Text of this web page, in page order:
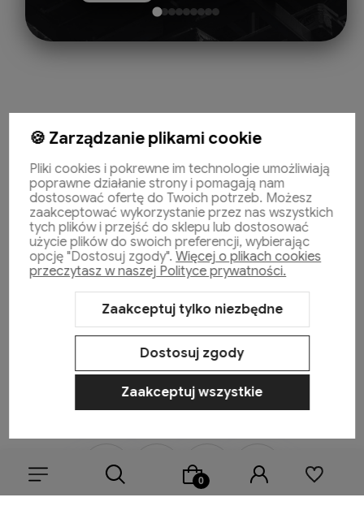
Pomoc
Moje konto
Płatności i dostawa
Informacje
🍪 Zarządzanie plikami cookie
Pliki cookies i pokrewne im technologie umożliwiają
poprawne działanie strony i pomagają nam
dostosować ofertę do Twoich potrzeb. Możesz
zaakceptować wykorzystanie przez nas wszystkich
tych plików i przejść do sklepu lub dostosować
użycie plików do swoich preferencji, wybierając
opcję "Dostosuj zgody". Więcej o plikach cookies
przeczytasz w naszej Polityce prywatności.
Zaakceptuj tylko niezbędne
Dostosuj zgody
Zaakceptuj wszystkie